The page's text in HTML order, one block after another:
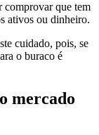
comprovar que tem
ativos ou dinheiro.
cuidado, pois, se
o buraco é
mercado